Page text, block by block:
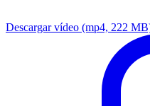
Descargar vídeo (mp4, 222